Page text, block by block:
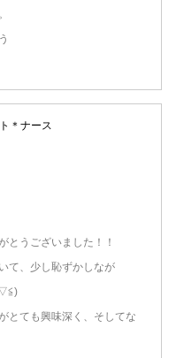
＊ナース
とうございました！！
て、少し恥ずかしなが
とても興味深く、そしてな